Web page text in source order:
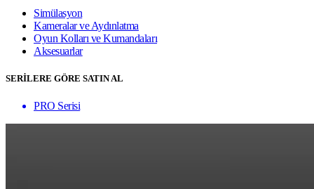
Simülasyon
Kameralar ve Aydınlatma
Oyun Kolları ve Kumandaları
Aksesuarlar
SERİLERE GÖRE SATIN AL
PRO Serisi